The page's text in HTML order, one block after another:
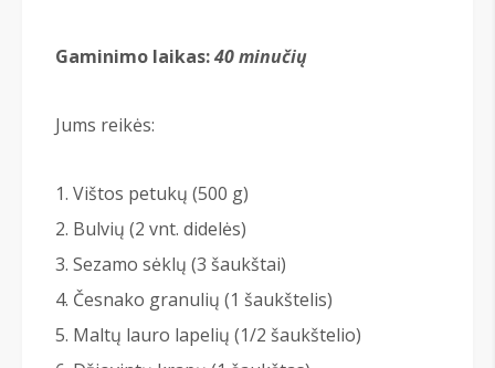
Gaminimo laikas:40 minučių
Jums reikės:
Vištos petukų (500 g)
Bulvių (2 vnt. didelės)
Sezamo sėklų (3 šaukštai)
Česnako granulių (1 šaukštelis)
Maltų lauro lapelių (1/2 šaukštelio)